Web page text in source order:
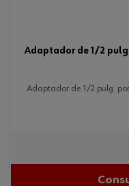
adaptador de 1/2
adaptador de 1/2 pulg.